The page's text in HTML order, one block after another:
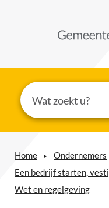
Home
Ondernemers
Een bedrijf starten,
Wet en regelgeving